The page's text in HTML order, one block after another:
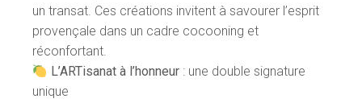
un transat. Ces créations invitent à savourer l’esprit
provençale dans un cadre cocooning et
réconfortant.
L’ARTisanat à l’honneur: une double signature
unique